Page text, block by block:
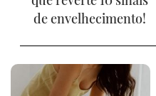
de envelhecimento!